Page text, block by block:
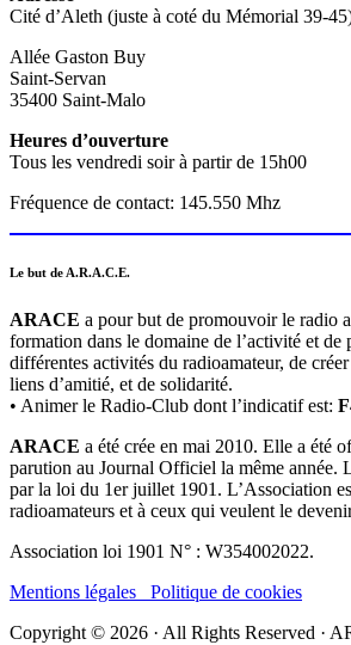
Cité d’Aleth (juste à coté du Mémorial 39-
Allée Gaston Buy
Saint-Servan
35400 Saint-Malo
Heures d’ouverture
Tous les vendredi soir à partir de 15h00
Fréquence de contact: 145.550 Mhz
Le but de A.R.A.C.E.
ARACE a pour but de promouvoir le radio
formation dans le domaine de l’activité et de
différentes activités du radioamateur, de
liens d’amitié, et de solidarité.
• Animer le Radio-Club dont l’indicatif est:
ARACE a été crée en mai 2010. Elle a été
parution au Journal Officiel la même année.
par la loi du 1er juillet 1901. L’Association
radioamateurs et à ceux qui veulent le
Association loi 1901 N° : W354002022.
Mentions légales Politique de cookies
Copyright © 2026 · All Rights Reserved ·